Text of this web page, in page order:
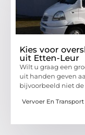
Kies voor
uit Etten-Leur
Wilt u graag een
uit handen geven
bijvoorbeeld niet
Vervoer En Transport